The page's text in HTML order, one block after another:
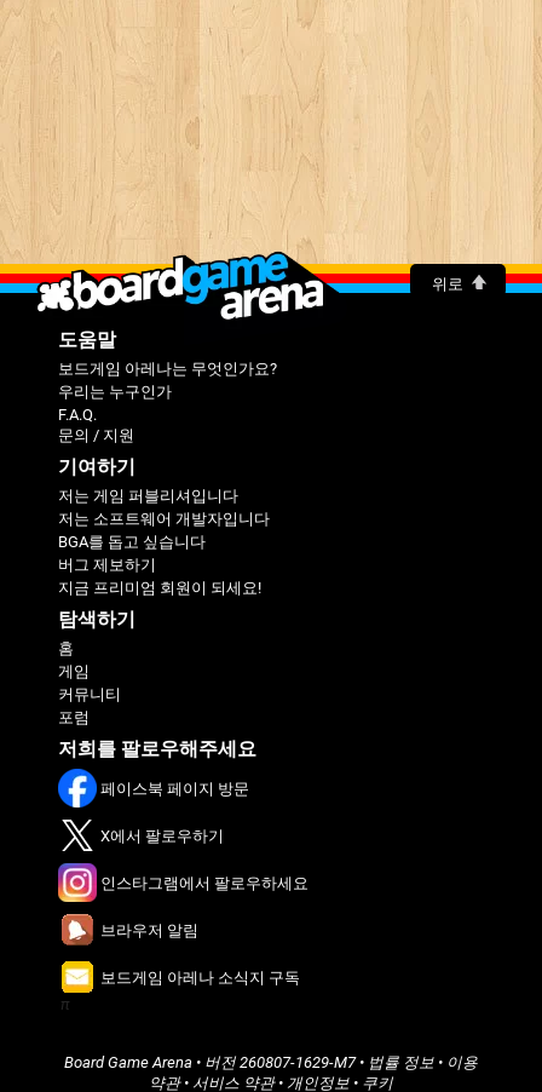
위로
도움말
보드게임 아레나는 무엇인가요?
우리는 누구인가
F.A.Q.
문의 / 지원
기여하기
저는 게임 퍼블리셔입니다
저는 소프트웨어 개발자입니다
BGA를 돕고 싶습니다
버그 제보하기
지금 프리미엄 회원이 되세요!
탐색하기
홈
게임
커뮤니티
포럼
저희를 팔로우해주세요
페이스북 페이지 방문
X에서 팔로우하기
인스타그램에서 팔로우하세요
브라우저 알림
보드게임 아레나 소식지 구독
Board Game Arena • 버전 260807-1629-M7• 법률 정보• 이용
약관• 서비스 약관• 개인정보• 쿠키
π